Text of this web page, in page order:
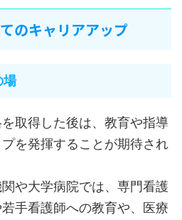
のキャリアアップ
場
取得した後は、教育や指導
を発揮することが期待され
や大学病院では、専門看護
手看護師への教育や、医療